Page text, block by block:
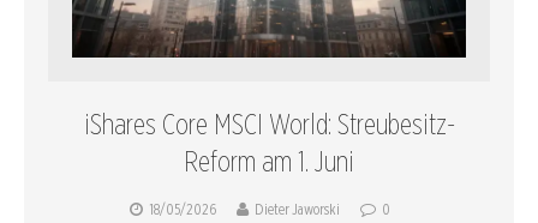
iShares Core MSCI World: Streubesitz-
Reform am 1. Juni
18/05/2026 Dieter Jaworski 0